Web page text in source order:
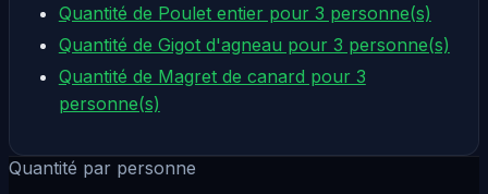
Quantité de Poulet entier pour 3 personne(s)
Quantité de Gigot d'agneau pour 3 personne(s)
Quantité de Magret de canard pour 3
personne(s)
Quantité par personne